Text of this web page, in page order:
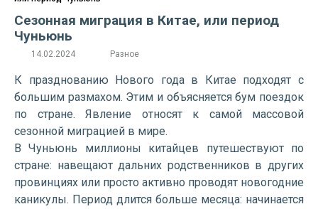
Сезонная миграция в Китае, или период
Чуньюнь
14.02.2024 Разное
К празднованию Нового года в Китае подходят с
большим размахом. Этим и объясняется бум поездок
по стране. Явление относят к самой массовой
сезонной миграцией в мире.
В Чуньюнь миллионы китайцев путешествуют по
стране: навещают дальних родственников в других
провинциях или просто активно проводят новогодние
каникулы. Период длится больше месяца: начинается